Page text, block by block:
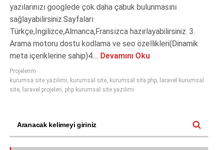
yazılarınızı googlede çok daha çabuk bulunmasını
sağlayabilirsiniz.Sayfaları
Türkçe,İngilizce,Almanca,Fransızca hazırlayabilirsiniz. 3.
Arama motoru dostu kodlama ve seo özellikleri(Dinamik
meta içeriklerine sahip)4.... Devamını Oku
Projelerim
kurumsa site yazılımı, kurumsal site, kurumsal site php, laravel kurumsal
site, laravel projeleri, php kurumsal site yazılımı